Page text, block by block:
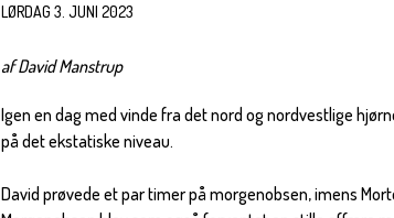
LØRDAG 3. JUNI 2023
af David Manstrup
Igen en dag med vinde fra det nord og nordvestlige
på det ekstatiske niveau.
David prøvede et par timer på morgenobsen, imens